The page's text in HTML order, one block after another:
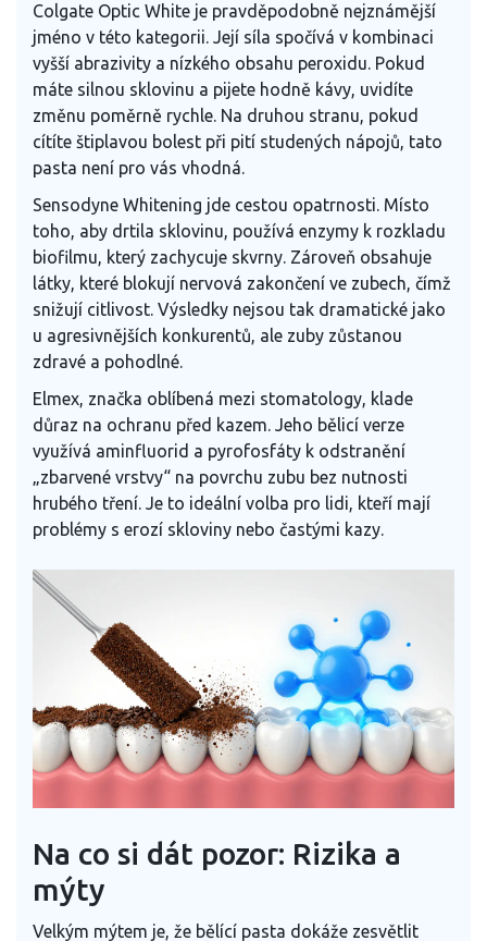
Colgate Optic White je pravděpodobně nejznámější
jméno v této kategorii. Její síla spočívá v kombinaci
vyšší abrazivity a nízkého obsahu peroxidu. Pokud
máte silnou sklovinu a pijete hodně kávy, uvidíte
změnu poměrně rychle. Na druhou stranu, pokud
cítíte štiplavou bolest při pití studených nápojů, tato
pasta není pro vás vhodná.
Sensodyne Whitening jde cestou opatrnosti. Místo
toho, aby drtila sklovinu, používá enzymy k rozkladu
biofilmu, který zachycuje skvrny. Zároveň obsahuje
látky, které blokují nervová zakončení ve zubech, čímž
snižují citlivost. Výsledky nejsou tak dramatické jako
u agresivnějších konkurentů, ale zuby zůstanou
zdravé a pohodlné.
Elmex, značka oblíbená mezi stomatology, klade
důraz na ochranu před kazem. Jeho bělicí verze
využívá aminfluorid a pyrofosfáty k odstranění
„zbarvené vrstvy“ na povrchu zubu bez nutnosti
hrubého tření. Je to ideální volba pro lidi, kteří mají
problémy s erozí skloviny nebo častými kazy.
Na co si dát pozor: Rizika a
mýty
Velkým mýtem je, že bělící pasta dokáže zesvětlit